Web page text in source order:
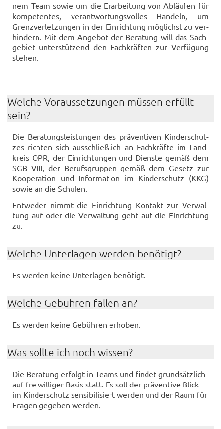
nem Team sowie um die Er­ar­bei­tung von Ab­läu­fen für
kom­pe­ten­tes, ver­ant­wor­tungs­vol­les Han­deln, um
Grenz­ver­let­zun­gen in der Ein­rich­tung mög­lichst zu ver­
hin­dern. Mit dem An­ge­bot der Be­ra­tung will das Sach­
ge­biet un­ter­stüt­zend den Fach­kräf­ten zur Ver­fü­gung
ste­hen.
Wel­che Vor­aus­set­zun­gen müs­sen er­füllt
sein?
Die Be­ra­tungs­leis­tun­gen des prä­ven­ti­ven Kin­der­schut­
zes rich­ten sich aus­schließ­lich an Fach­kräf­te im Land­
kreis OPR, der Ein­rich­tun­gen und Diens­te gemäß dem
SGB VIII, der Be­rufs­grup­pen gemäß dem Ge­setz zur
Ko­ope­ra­ti­on und In­for­ma­ti­on im Kin­der­schutz (KKG)
sowie an die Schu­len.
Ent­we­der nimmt die Ein­rich­tung Kon­takt zur Ver­wal­
tung auf oder die Ver­wal­tung geht auf die Ein­rich­tung
zu.
Wel­che Un­ter­la­gen wer­den be­nö­tigt?
Es wer­den keine Un­ter­la­gen be­nö­tigt.
Wel­che Ge­büh­ren fal­len an?
Es wer­den keine Ge­büh­ren er­ho­ben.
Was soll­te ich noch wis­sen?
Die Be­ra­tung er­folgt in Teams und fin­det grund­sätz­lich
auf frei­wil­li­ger Basis statt. Es soll der prä­ven­ti­ve Blick
im Kin­der­schutz sen­si­bi­li­siert wer­den und der Raum für
Fra­gen ge­ge­ben wer­den.